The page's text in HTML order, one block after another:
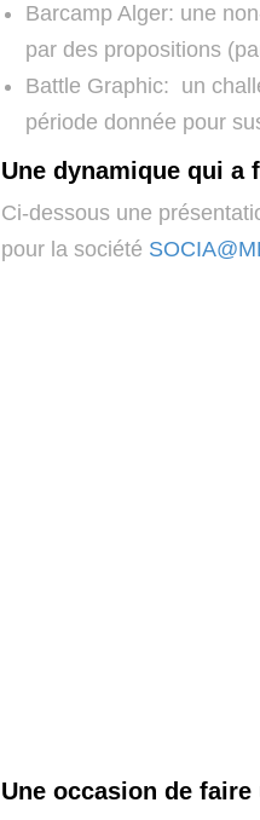
Barcamp Alger: une
par des propositions
Battle Graphic: un
période donnée pour
Une dynamique qui a
Ci-dessous une
pour la société
Une occasion de